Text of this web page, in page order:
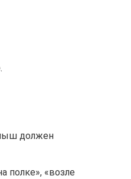
должен
полке», «возле